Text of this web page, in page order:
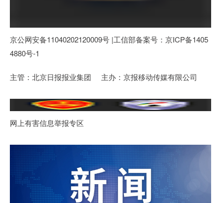
京公网安备11040202120009号 |工信部备案号：京ICP备1405
4880号-1
主管：北京日报报业集团 主办：京报移动传媒有限公司
网上有害信息举报专区